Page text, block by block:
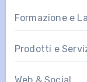
Formazione e
Prodotti e
Web & Social